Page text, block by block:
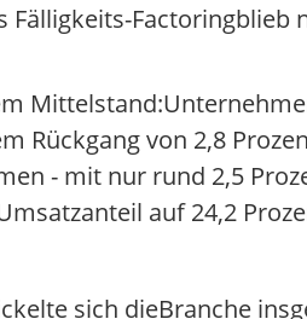
Factoringblieb
Rückgang von 2,8
- mit nur rund 2,5
auf 24,2
sich dieBranche